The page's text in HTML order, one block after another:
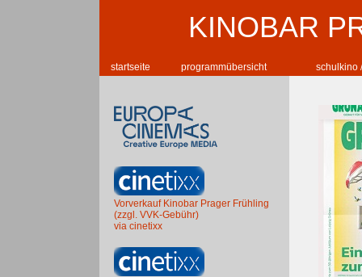
KINOBAR
startseite programmübersicht schulkino
Vorverkauf Kinobar Prager Frühling
(zzgl. VVK-Gebühr)
via cinetixx